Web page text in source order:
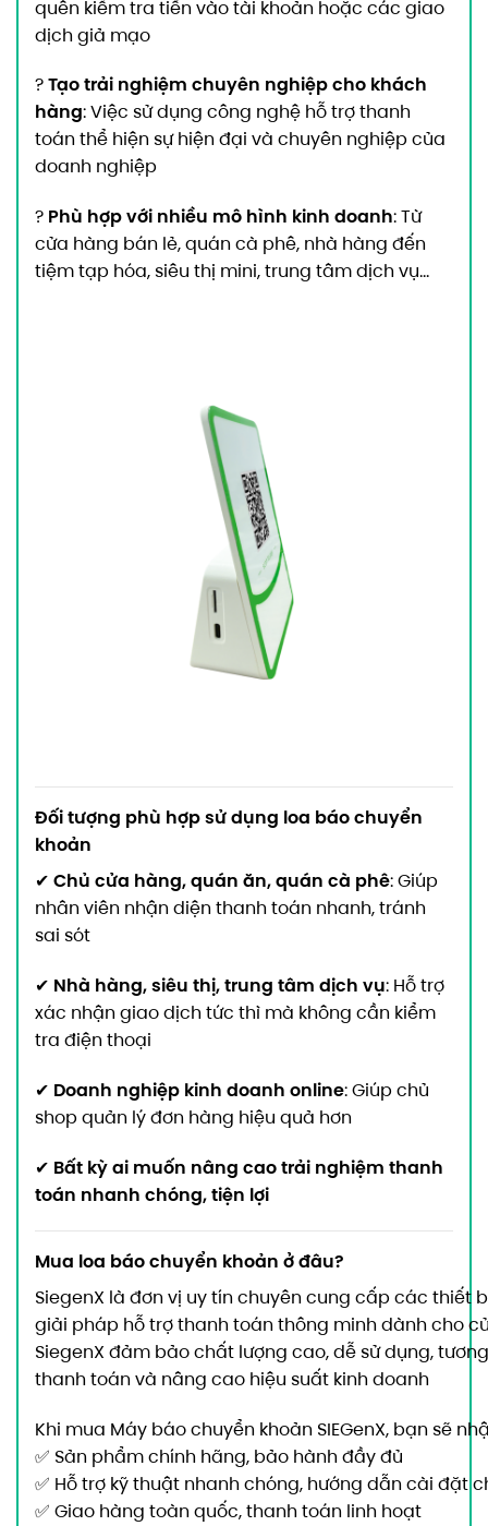
quên kiểm tra tiền vào tài khoản hoặc các giao
dịch giả mạo
?Tạo trải nghiệm chuyên nghiệp cho khách
hàng: Việc sử dụng công nghệ hỗ trợ thanh
toán thể hiện sự hiện đại và chuyên nghiệp của
doanh nghiệp
? Phù hợp với nhiều mô hình kinh doanh: Từ
cửa hàng bán lẻ, quán cà phê, nhà hàng đến
tiệm tạp hóa, siêu thị mini, trung tâm dịch vụ…
Đối tượng phù hợp sử dụng loa báo chuyển
khoản
✔ Chủ cửa hàng, quán ăn, quán cà phê: Giúp
nhân viên nhận diện thanh toán nhanh, tránh
sai sót
✔ Nhà hàng, siêu thị, trung tâm dịch vụ: Hỗ trợ
xác nhận giao dịch tức thì mà không cần kiểm
tra điện thoại
✔ Doanh nghiệp kinh doanh online: Giúp chủ
shop quản lý đơn hàng hiệu quả hơn
✔ Bất kỳ ai muốn nâng cao trải nghiệm thanh
toán nhanh chóng, tiện lợi
Mua loa báo chuyển khoản ở đâu?
SiegenX là đơn vị uy tín chuyên cung cấp các thiết
giải pháp hỗ trợ thanh toán thông minh dành cho
SiegenX đảm bảo chất lượng cao, dễ sử dụng,
thanh toán và nâng cao hiệu suất kinh doanh
Khi mua Máy báo chuyển khoản SIEGenX, bạn sẽ
✅ Sản phẩm chính hãng, bảo hành đầy đủ
✅ Hỗ trợ kỹ thuật nhanh chóng, hướng dẫn cài đặt
✅ Giao hàng toàn quốc, thanh toán linh hoạt